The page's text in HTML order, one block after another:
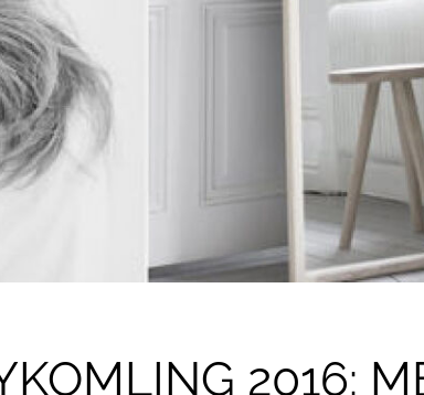
2016: